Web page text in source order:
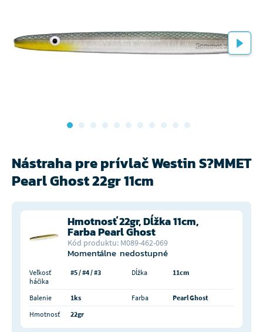
Nástraha pre prívlač Westin S?MMET
Pearl Ghost 22gr 11cm
Hmotnosť 22gr, Dĺžka 11cm,
Farba Pearl Ghost
Kód produktu: M089-462-069
Momentálne nedostupné
Veľkosť
háčika
#5 / #4 / #3 Dĺžka 11cm
Balenie 1ks Farba
Pearl Ghost
Hmotnosť
22gr